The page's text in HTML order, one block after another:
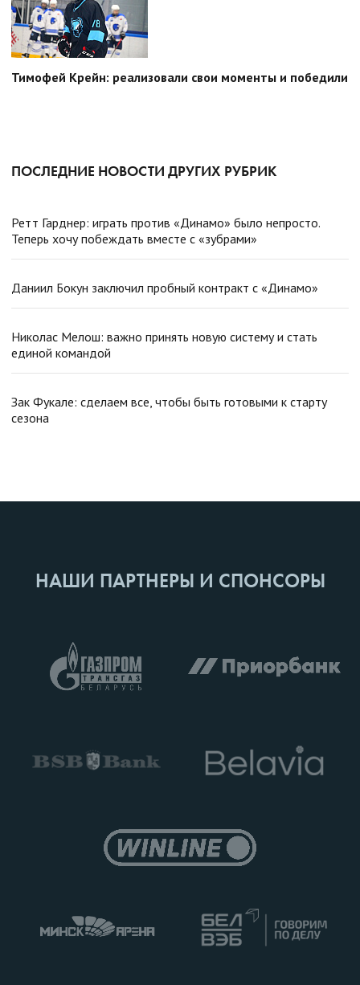
Тимофей Крейн: реализовали свои моменты и победили
ПОСЛЕДНИЕ НОВОСТИ ДРУГИХ РУБРИК
Ретт Гарднер: играть против «Динамо» было непросто.
Теперь хочу побеждать вместе с «зубрами»
Даниил Бокун заключил пробный контракт с «Динамо»
Николас Мелош: важно принять новую систему и стать
единой командой
Зак Фукале: сделаем все, чтобы быть готовыми к старту
сезона
НАШИ ПАРТНЕРЫ И СПОНСОРЫ